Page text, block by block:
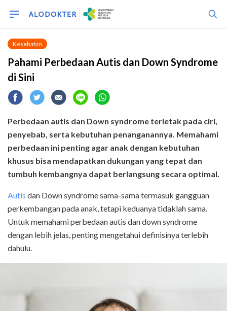
Kesehatan
Pahami Perbedaan Autis dan Down Syndrome
di Sini
Perbedaan autis dan Down syndrome terletak pada ciri,
penyebab, serta kebutuhan penanganannya. Memahami
perbedaan ini penting agar anak dengan kebutuhan
khusus bisa mendapatkan dukungan yang tepat dan
tumbuh kembangnya dapat berlangsung secara optimal.
Autis dan Down syndrome sama-sama termasuk gangguan
perkembangan pada anak, tetapi keduanya tidaklah sama.
Untuk memahami perbedaan autis dan down syndrome
dengan lebih jelas, penting mengetahui definisinya terlebih
dahulu.